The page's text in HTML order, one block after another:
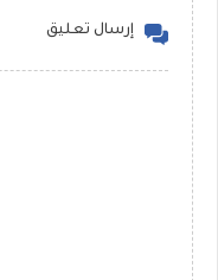
إرسال تعليق